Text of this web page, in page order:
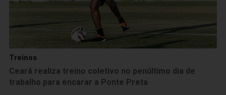
Treinos
Ceará realiza treino coletivo no penúltimo dia de
trabalho para encarar a Ponte Preta